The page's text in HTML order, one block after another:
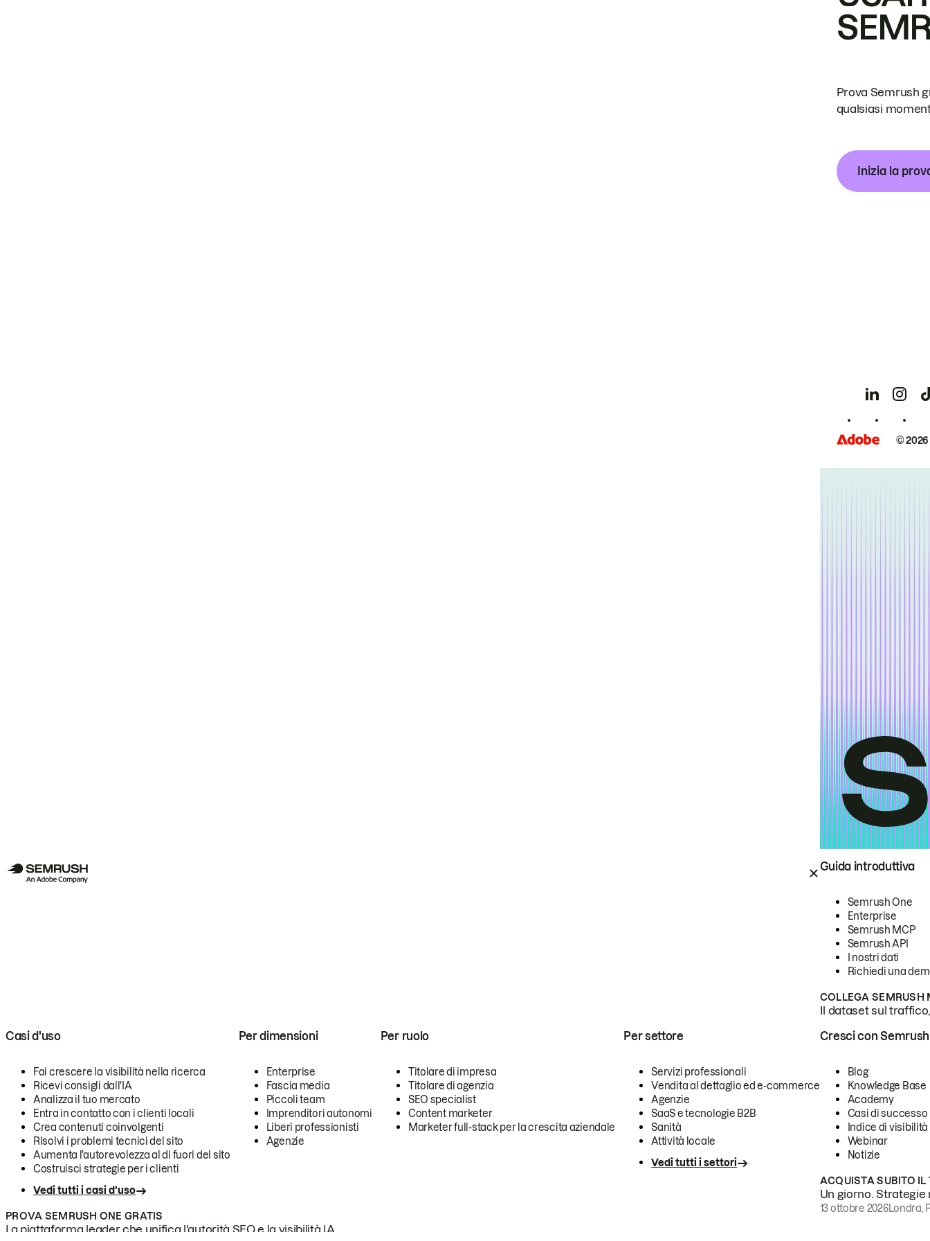
Guida introduttiva
Semrush One
Enterprise
Semrush MCP
Semrush API
I nostri dati
Richiedi una
COLLEGA SEMRUSH
Il dataset sul
Casi d'uso
Fai crescere la visibilità nella ricerca
Ricevi consigli dall'IA
Analizza il tuo mercato
Entra in contatto con i clienti locali
Crea contenuti coinvolgenti
Risolvi i problemi tecnici del sito
Aumenta l'autorevolezza al di fuori del sito
Costruisci strategie per i clienti
Vedi tutti i casi d'uso
Per dimensioni
Enterprise
Fascia media
Piccoli team
Imprenditori autonomi
Liberi professionisti
Agenzie
Per ruolo
Titolare di impresa
Titolare di agenzia
SEO specialist
Content marketer
Marketer full-stack per la crescita aziendale
Per settore
Servizi professionali
Vendita al dettaglio ed e-commerce
Agenzie
SaaS e tecnologie B2B
Sanità
Attività locale
Vedi tutti i settori
PROVA SEMRUSH ONE GRATIS
La piattaforma leader che unifica l'autorità SEO e la visibilità IA.
Cresci con Semrush
Blog
Knowledge Base
Academy
Casi di successo
Indice di visibilità
Webinar
Notizie
ACQUISTA SUBITO IL
Un giorno.
13 ottobre 2026Londra,
Prova Semrush
qualsiasi
Inizia la
©